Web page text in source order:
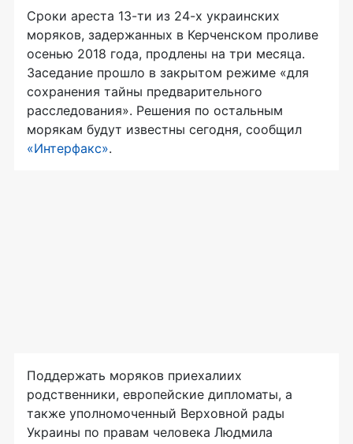
Сроки ареста 13-ти из 24-х украинских
моряков, задержанных в Керченском проливе
осенью 2018 года, продлены на три месяца.
Заседание прошло в закрытом режиме «для
сохранения тайны предварительного
расследования». Решения по остальным
морякам будут известны сегодня, сообщил
«Интерфакс».
Поддержать моряков приехалиих
родственники, европейские дипломаты, а
также уполномоченный Верховной рады
Украины по правам человека Людмила